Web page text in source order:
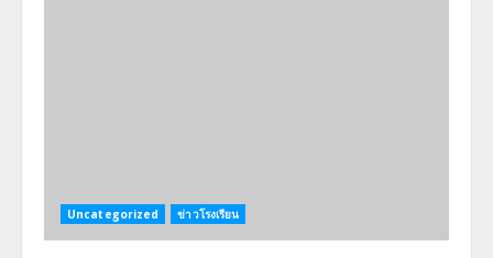
Uncategorized ข่าวโรงเรียน